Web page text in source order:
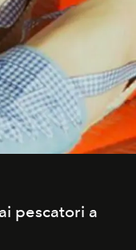
pescatori a